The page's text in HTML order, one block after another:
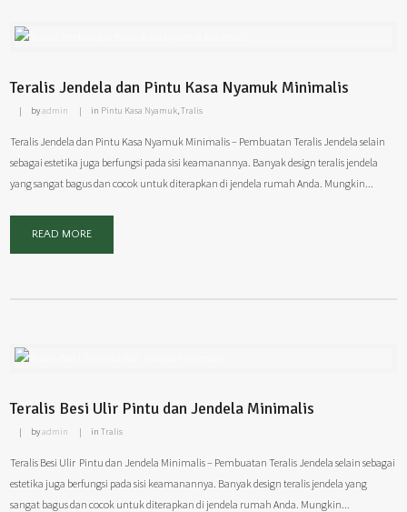
Teralis Jendela dan Pintu Kasa Nyamuk Minimalis
byadmin in Pintu Kasa Nyamuk , Tralis
Teralis Jendela dan Pintu Kasa Nyamuk Minimalis – Pembuatan Teralis Jendela selain
sebagai estetika juga berfungsi pada sisi keamanannya. Banyak design teralis jendela
yang sangat bagus dan cocok untuk diterapkan di jendela rumah Anda. Mungkin...
READ MORE
Teralis Besi Ulir Pintu dan Jendela Minimalis
byadmin in Tralis
Teralis Besi Ulir Pintu dan Jendela Minimalis – Pembuatan Teralis Jendela selain sebagai
estetika juga berfungsi pada sisi keamanannya. Banyak design teralis jendela yang
sangat bagus dan cocok untuk diterapkan di jendela rumah Anda. Mungkin...